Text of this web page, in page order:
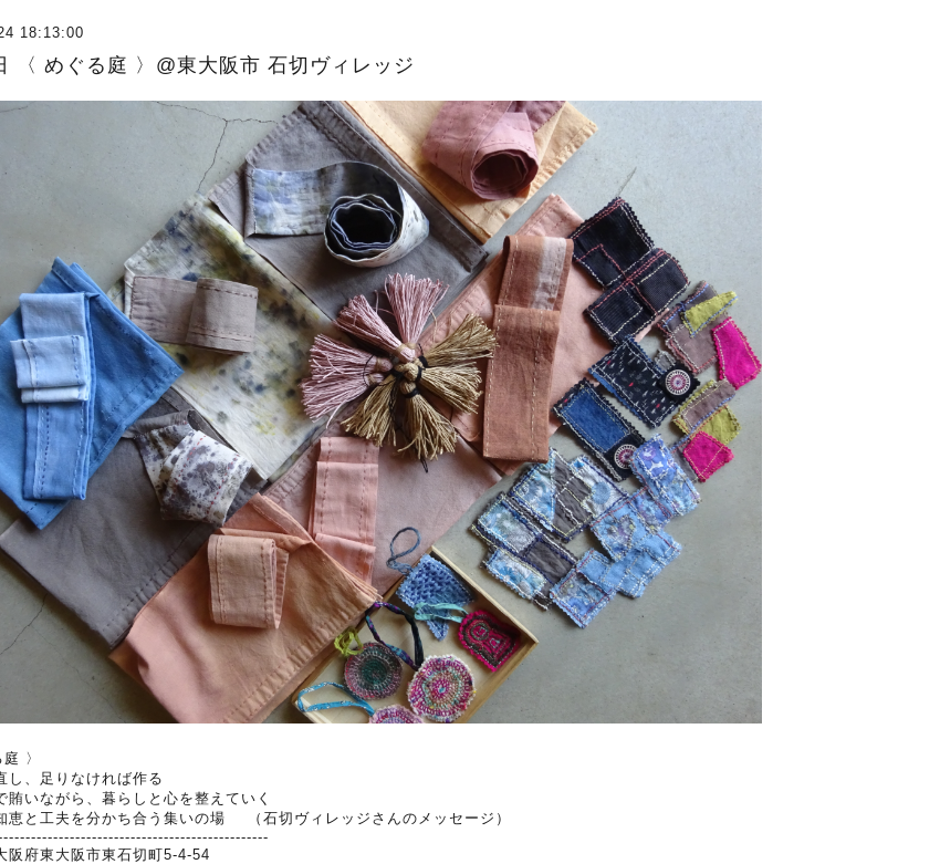
18:13:00
〈 めぐる庭 〉@東大阪市 石切ヴィレッジ
〉
し、足りなければ作る
賄いながら、暮らしと心を整えていく
恵と工夫を分かち合う集いの場 （石切ヴィレッジさんのメッセージ）
阪府東大阪市東石切町5-4-54